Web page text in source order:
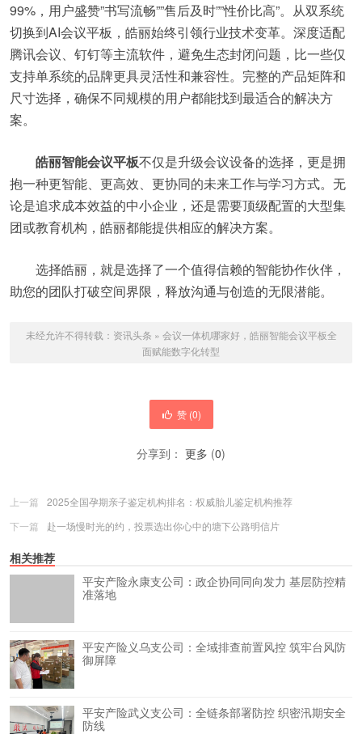
99%，用户盛赞”书写流畅””售后及时””性价比高”。从双系统
切换到AI会议平板，皓丽始终引领行业技术变革。深度适配
腾讯会议、钉钉等主流软件，避免生态封闭问题，比一些仅
支持单系统的品牌更具灵活性和兼容性。完整的产品矩阵和
尺寸选择，确保不同规模的用户都能找到最适合的解决方
案。
皓丽智能会议平板不仅是升级会议设备的选择，更是拥
抱一种更智能、更高效、更协同的未来工作与学习方式。无
论是追求成本效益的中小企业，还是需要顶级配置的大型集
团或教育机构，皓丽都能提供相应的解决方案。
选择皓丽，就是选择了一个值得信赖的智能协作伙伴，
助您的团队打破空间界限，释放沟通与创造的无限潜能。
未经允许不得转载： 资讯头条 » 会议一体机哪家好，皓丽智能会议平板全
面赋能数字化转型
赞 (0)
分享到： 更多 (0)
上一篇
2025全国孕期亲子鉴定机构排名：权威胎儿鉴定机构推荐
下一篇
赴一场慢时光的约，投票选出你心中的塘下公路明信片
相关推荐
平安产险永康支公司：政企协同同向发力 基层防控精
准落地
平安产险义乌支公司：全域排查前置风控 筑牢台风防
御屏障
平安产险武义支公司：全链条部署防控 织密汛期安全
防线